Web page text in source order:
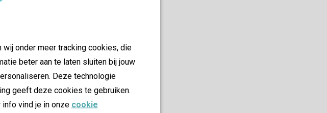
onder meer tracking cookies, die
beter aan te laten sluiten bij jouw
Deze technologie
geeft deze cookies te gebruiken.
vind je in onze cookie